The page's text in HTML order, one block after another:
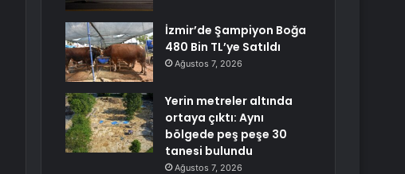
İzmir’de Şampiyon Boğa
480 Bin TL’ye Satıldı
Ağustos 7, 2026
Yerin metreler altında
ortaya çıktı: Aynı
bölgede peş peşe 30
tanesi bulundu
Ağustos 7, 2026